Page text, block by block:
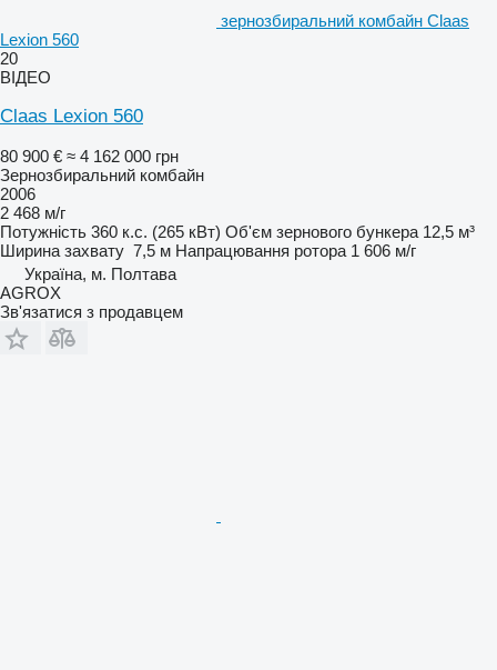
зернозбиральний комбайн Claas
Lexion 560
20
ВІДЕО
Claas Lexion 560
80 900 € ≈ 4 162 000 грн
Зернозбиральний комбайн
2006
2 468 м/г
Потужність 360 к.с. (265 кВт) Об'єм зернового бункера 12,5 м³
Ширина захвату 7,5 м Напрацювання ротора 1 606 м/г
Україна, м. Полтава
AGROX
Зв'язатися з продавцем